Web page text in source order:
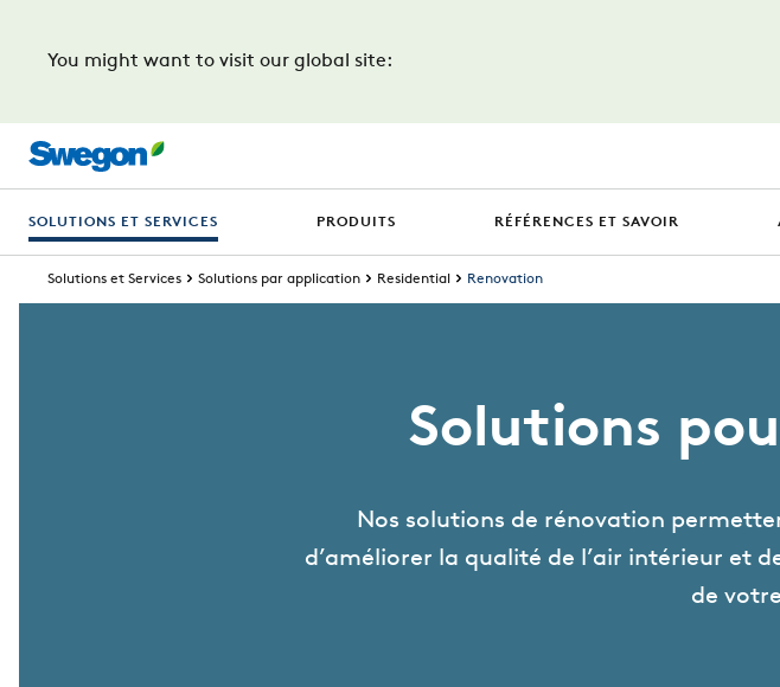
You might want to visit our global site:
SOLUTIONS ET SERVICES PRODUITS RÉFÉRENCES ET SAVOIR
Solutions et Services Solutions par application Residential Renovation
Solutions
Nos solutions de rénovation
d’améliorer la qualité de l’air intérieur et
de